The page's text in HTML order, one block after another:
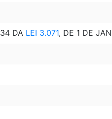
DA LEI 3.071, DE 1 DE